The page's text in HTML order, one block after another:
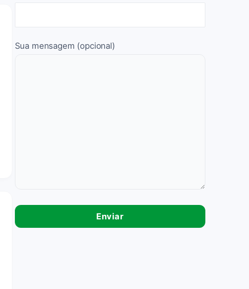
Sua mensagem (opcional)